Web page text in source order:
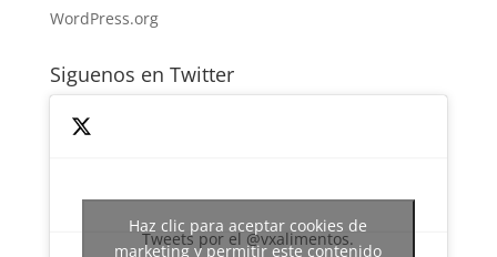
WordPress.org
Siguenos en Twitter
Tweets por el @vxalimentos.
Haz clic para aceptar cookies de
marketing y permitir este contenido